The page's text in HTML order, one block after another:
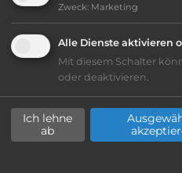
Lage: ansprechend
Geräuschkulisse:
Stromanschluss
WC
Zweck: Marketing
Alle Dienste aktivieren
Mit diesem Schalter
oder deaktivieren.
Ich lehne
ab